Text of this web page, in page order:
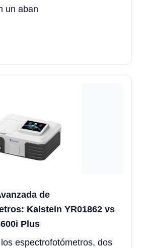
un aban
de
Kalstein YR01862 vs
Plus
espectrofotómetros, dos